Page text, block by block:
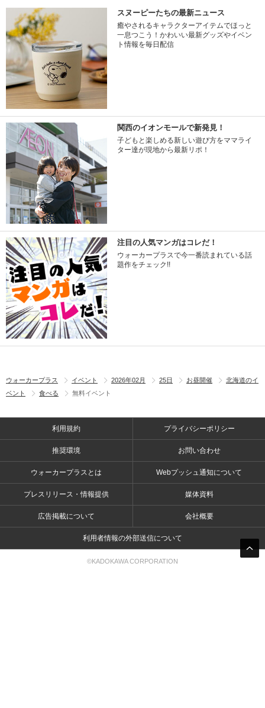
スヌーピーたちの最新ニュース
癒やされるキャラクターアイテムでほっと
一息つこう！かわいい最新グッズやイベン
ト情報を毎日配信
関西のイオンモールで新発見！
子どもと楽しめる新しい遊び方をママライ
ター達が現地から最新リポ！
注目の人気マンガはコレだ！
ウォーカープラスで今一番読まれている話
題作をチェック!!
ウォーカープラス イベント 2026年02月 25日 お昼開催
北海道のイ
ベント
食べる 無料イベント
利用規約 プライバシーポリシー
推奨環境 お問い合わせ
ウォーカープラスとは Webプッシュ通知について
プレスリリース・情報提供 媒体資料
広告掲載について 会社概要
利用者情報の外部送信について
©KADOKAWA CORPORATION